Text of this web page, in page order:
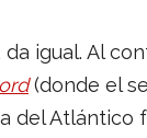
igual. Al
(donde el
del Atlántico